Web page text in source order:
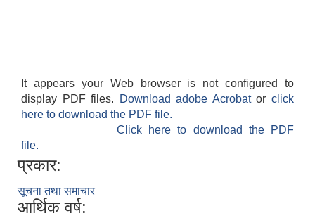
It appears your Web browser is not configured to
display PDF files.
Download adobe Acrobatorclick
here to download the PDF file.
Click here to download the PDF
file.
प्रकार:
सूचना तथा समाचार
आर्थिक वर्ष: